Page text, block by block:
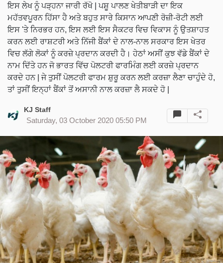
ਇਸ ਲੇਖ ਨੂੰ ਪੜ੍ਹਨਾ ਜਾਰੀ ਰੱਖੋ | ਪਸ਼ੂ ਪਾਲਣ ਖੇਤੀਬਾੜੀ ਦਾ ਇਕ
ਮਹੱਤਵਪੂਰਨ ਹਿੱਸਾ ਹੈ ਅਤੇ ਬਹੁਤ ਸਾਰੇ ਕਿਸਾਨ ਆਪਣੀ ਰੋਜ਼ੀ-ਰੋਟੀ ਲਈ
ਇਸ 'ਤੇ ਨਿਰਭਰ ਹਨ, ਇਸ ਲਈ ਇਸ ਸੈਕਟਰ ਵਿਚ ਵਿਕਾਸ ਨੂੰ ਉਤਸ਼ਾਹਤ
ਕਰਨ ਲਈ ਰਾਸ਼ਟਰੀ ਅਤੇ ਨਿੱਜੀ ਬੈਂਕਾਂ ਦੇ ਨਾਲ-ਨਾਲ ਸਰਕਾਰ ਇਸ ਖੇਤਰ
ਵਿਚ ਲੱਗੇ ਲੋਕਾਂ ਨੂੰ ਕਰਜ਼ੇ ਪ੍ਰਦਾਨ ਕਰਦੀ ਹੈ। ਹੇਠਾਂ ਅਸੀਂ ਕੁਝ ਵੱਡੇ ਬੈਂਕਾਂ ਦੇ
ਨਾਮ ਦਿੱਤੇ ਹਨ ਜੋ ਭਾਰਤ ਵਿੱਚ ਪੋਲਟਰੀ ਫਾਰਮਿੰਗ ਲਈ ਕਰਜ਼ੇ ਪ੍ਰਦਾਨ
ਕਰਦੇ ਹਨ | ਜੇ ਤੁਸੀਂ ਪੋਲਟਰੀ ਫਾਰਮ ਸ਼ੁਰੂ ਕਰਨ ਲਈ ਕਰਜ਼ਾ ਲੈਣਾ ਚਾਹੁੰਦੇ ਹੋ,
ਤਾਂ ਤੁਸੀਂ ਇਨ੍ਹਾਂ ਬੈਂਕਾਂ ਤੋਂ ਅਸਾਨੀ ਨਾਲ ਕਰਜ਼ਾ ਲੈ ਸਕਦੇ ਹੋ |
KJ Staff
Saturday, 03 October 2020 05:50 PM